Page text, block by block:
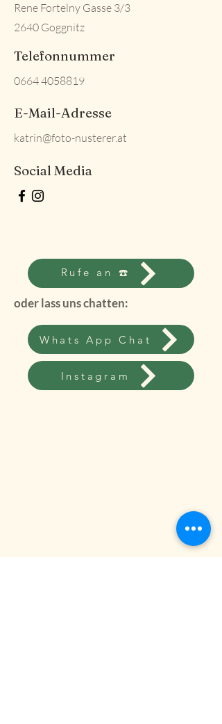
Rene Fortelny Gasse 3/3
2640 Goggnitz
Telefonnummer
0664 4058819
E-Mail-Adresse
katrin@foto-nusterer.at
Social Media
Rufe an ☎️
oder lass uns chatten:
Whats App Chat
Instagram